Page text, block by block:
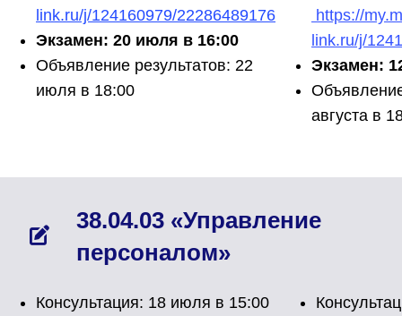
link.ru/j/124160979/22286489176
Экзамен: 20 июля в 16:00
Объявление результатов: 22
июля в 18:00
https://
link.ru/j/
Экзамен:
августа в
38.04.03 «Управление
персоналом»
Консультация: 18 июля в 15:00